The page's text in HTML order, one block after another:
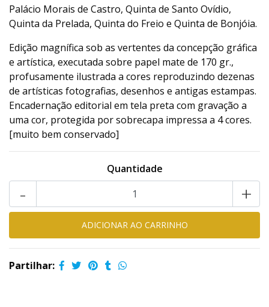
Palácio Morais de Castro, Quinta de Santo Ovídio,
Quinta da Prelada, Quinta do Freio e Quinta de Bonjóia.
Edição magnífica sob as vertentes da concepção gráfica
e artística, executada sobre papel mate de 170 gr.,
profusamente ilustrada a cores reproduzindo dezenas
de artísticas fotografias, desenhos e antigas estampas.
Encadernação editorial em tela preta com gravação a
uma cor, protegida por sobrecapa impressa a 4 cores.
[muito bem conservado]
Quantidade
+
-
Partilhar: